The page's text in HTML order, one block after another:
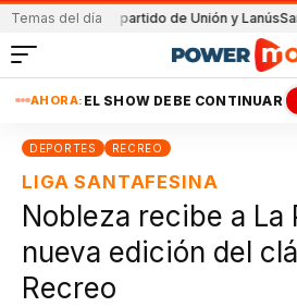
Temas del día
en el partido de Unión y LanúsSanta Fe
AHORA: EL SHOW DEBE CONTINUAR
DEPORTES RECREO
LIGA SANTAFESINA
Nobleza recibe a La
nueva edición del
Recreo